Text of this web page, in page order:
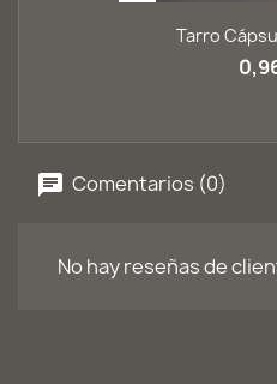
Tarro
Comentarios (0)
No hay reseñas de